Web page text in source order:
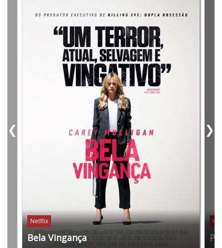
Netflix
Bela Vingança
❮ ❯